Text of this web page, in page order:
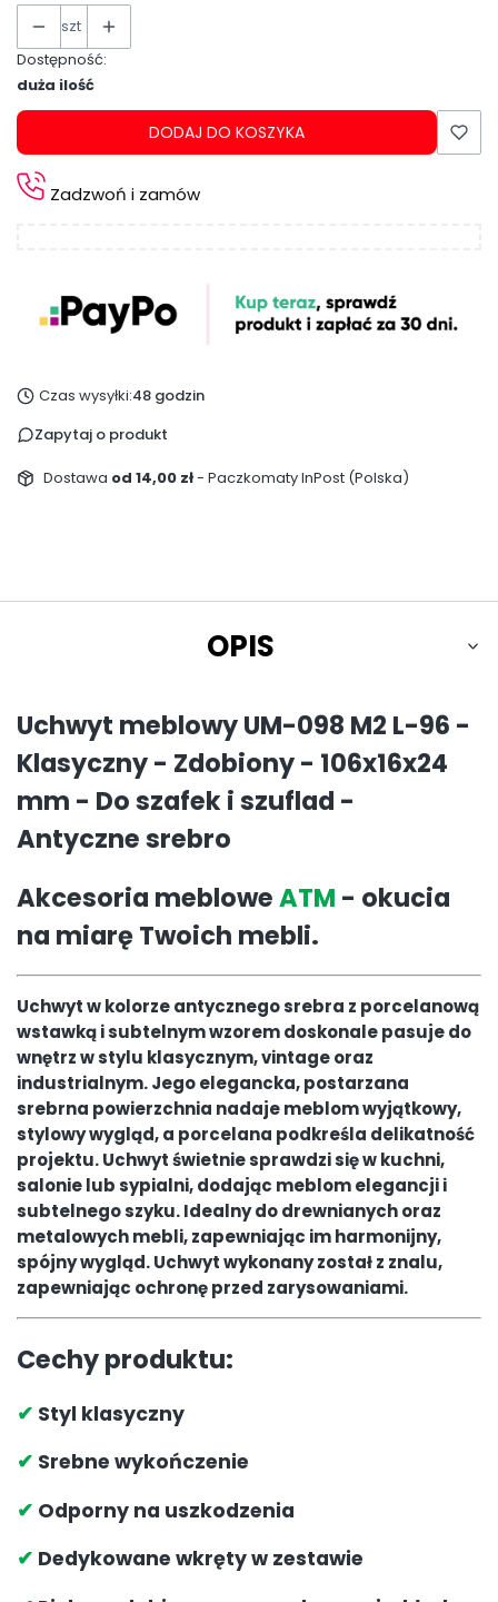
szt
Dostępność:
duża ilość
DODAJ DO KOSZYKA
Zadzwoń i zamów
Czas wysyłki:48 godzin
Zapytaj o produkt
Dostawa od 14,00 zł- Paczkomaty InPost (Polska)
OPIS
Uchwyt meblowy UM-098 M2 L-96 -
Klasyczny - Zdobiony - 106x16x24
mm - Do szafek i szuflad -
Antyczne srebro
Akcesoria mebloweATM - okucia
na miarę Twoich mebli.
Uchwyt w kolorze antycznego srebra z porcelanową
wstawką i subtelnym wzorem doskonale pasuje do
wnętrz w stylu klasycznym, vintage oraz
industrialnym. Jego elegancka, postarzana
srebrna powierzchnia nadaje meblom wyjątkowy,
stylowy wygląd, a porcelana podkreśla delikatność
projektu. Uchwyt świetnie sprawdzi się w kuchni,
salonie lub sypialni, dodając meblom elegancji i
subtelnego szyku. Idealny do drewnianych oraz
metalowych mebli, zapewniając im harmonijny,
spójny wygląd. Uchwyt wykonany został z znalu,
zapewniając ochronę przed zarysowaniami.
Cechy produktu:
✔ Styl klasyczny
✔ Srebne wykończenie
✔ Odporny na uszkodzenia
✔ Dedykowane wkręty w zestawie